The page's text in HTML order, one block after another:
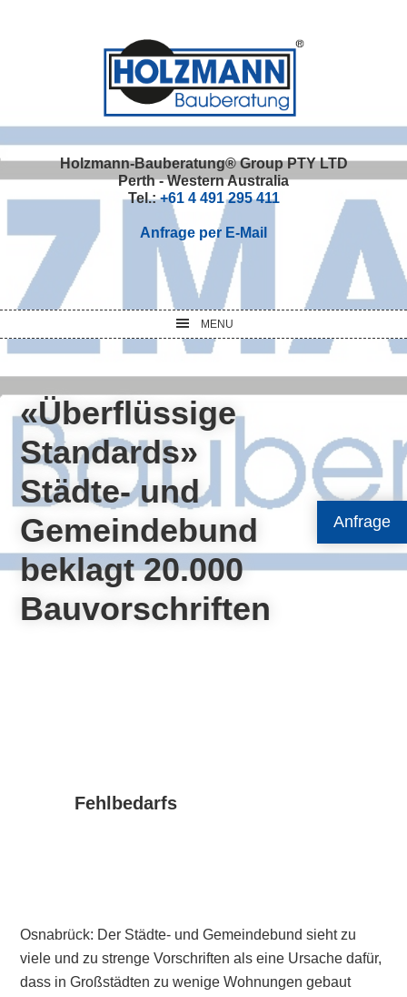
Anfrage
Holzmann-Bauberatung® Group PTY LTD
Perth - Western Australia
Tel.:+61 4 491 295 411
Anfrage per E-Mail
MENU
«Überflüssige
Standards»
Städte- und
Gemeindebund
beklagt 20.000
Bauvorschriften
Fehlbedarfs
Osnabrück: Der Städte- und Gemeindebund sieht zu
viele und zu strenge Vorschriften als eine Ursache dafür,
dass in Großstädten zu wenige Wohnungen gebaut